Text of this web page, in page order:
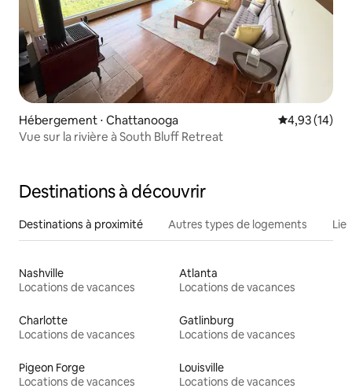
Hébergement ⋅ Chattanooga Évaluation
4,93 (14)
Vue sur la rivière à South Bluff Retreat
Destinations à découvrir
Destinations à proximité Autres types de logements
Nashville
Locations de vacances
Atlanta
Locations de vacances
Charlotte
Locations de vacances
Gatlinburg
Locations de vacances
Pigeon Forge
Locations de vacances
Louisville
Locations de vacances